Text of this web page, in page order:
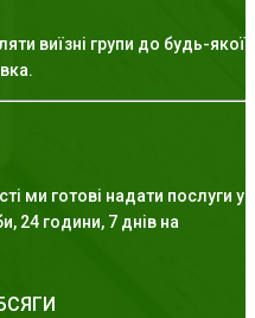
виїзні групи до будь-якої
ми готові надати послуги у
24 години, 7 днів на